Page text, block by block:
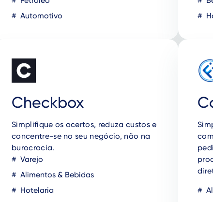
Automotivo
Checkbox
Simplifique os acertos, reduza custos e
concentre-se no seu negócio, não na
burocracia.
Varejo
Alimentos & Bebidas
Hotelaria